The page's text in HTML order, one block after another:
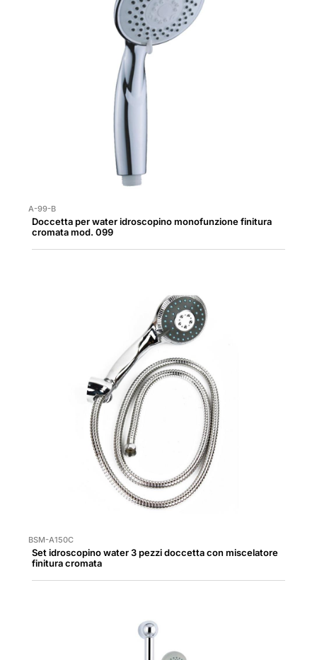
A-99-B
Doccetta per water idroscopino monofunzione finitura
cromata mod. 099
BSM-A150C
Set idroscopino water 3 pezzi doccetta con miscelatore
finitura cromata